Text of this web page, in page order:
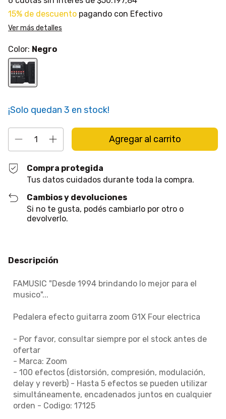
15% de descuento pagando con Efectivo
Ver más detalles
Color: Negro
¡Solo quedan 3 en stock!
Compra protegida
Tus datos cuidados durante toda la compra.
Cambios y devoluciones
Si no te gusta, podés cambiarlo por otro o
devolverlo.
Descripción
FAMUSIC "Desde 1994 brindando lo mejor para el
musico"...
Pedalera efecto guitarra zoom G1X Four electrica
- Por favor, consultar siempre por el stock antes de
ofertar
- Marca: Zoom
- 100 efectos (distorsión, compresión, modulación,
delay y reverb) - Hasta 5 efectos se pueden utilizar
simultáneamente, encadenados juntos en cualquier
orden - Codigo: 17125